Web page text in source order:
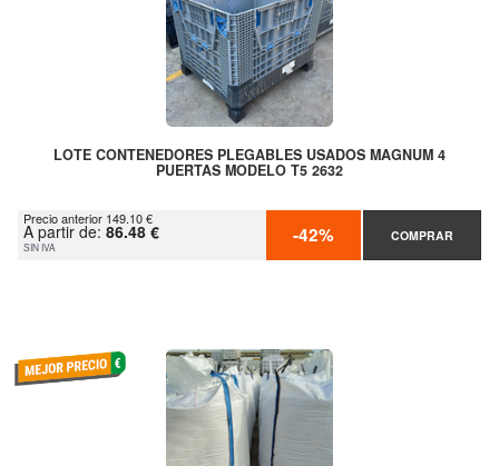
LOTE CONTENEDORES PLEGABLES USADOS MAGNUM 4
PUERTAS MODELO T5 2632
Precio anterior 149.10 €
A partir de: 86.48 €
SIN IVA -42% COMPRAR